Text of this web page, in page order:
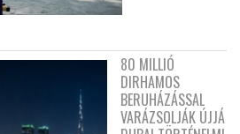
80 MILLIÓ
DIRHAMOS
BERUHÁZÁSSAL
VARÁZSOLJÁK ÚJJÁ